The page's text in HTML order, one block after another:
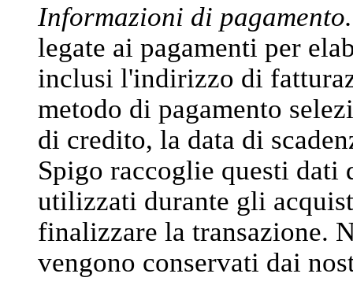
Informazioni di pagamento.
legate ai pagamenti per
inclusi l'indirizzo di
metodo di pagamento
di credito, la data di
Spigo raccoglie questi dati
utilizzati durante gli
finalizzare la transazione.
vengono conservati dai